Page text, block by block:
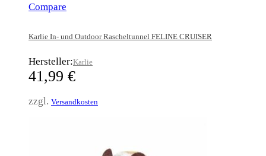
Compare
Karlie In- und Outdoor Rascheltunnel FELINE CRUISER
Hersteller:Karlie
41,99 €
zzgl. Versandkosten